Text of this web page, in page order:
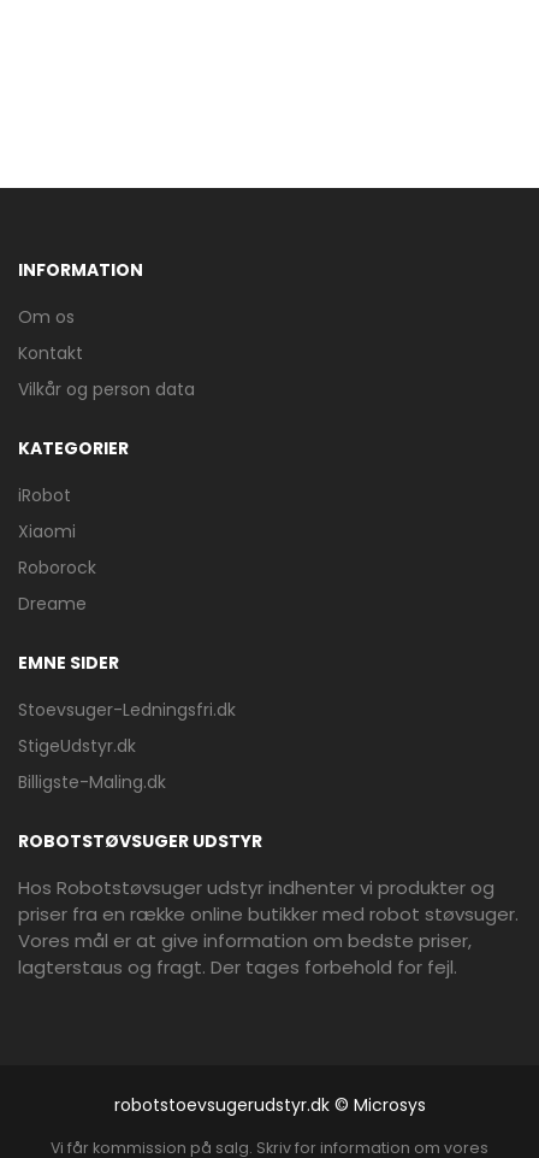
INFORMATION
Om os
Kontakt
Vilkår og person data
KATEGORIER
iRobot
Xiaomi
Roborock
Dreame
EMNE SIDER
Stoevsuger-Ledningsfri.dk
StigeUdstyr.dk
Billigste-Maling.dk
ROBOTSTØVSUGER UDSTYR
Hos Robotstøvsuger udstyr indhenter vi produkter og
priser fra en række online butikker med robot støvsuger.
Vores mål er at give information om bedste priser,
lagterstaus og fragt. Der tages forbehold for fejl.
robotstoevsugerudstyr.dk © Microsys
Vi får kommission på salg. Skriv for information om vores